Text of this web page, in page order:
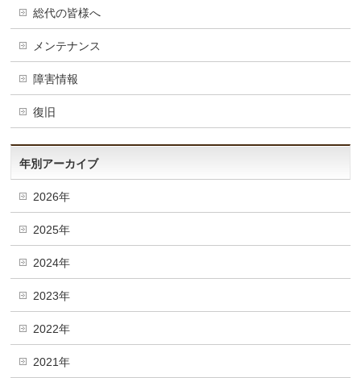
総代の皆様へ
メンテナンス
障害情報
復旧
年別アーカイブ
2026年
2025年
2024年
2023年
2022年
2021年